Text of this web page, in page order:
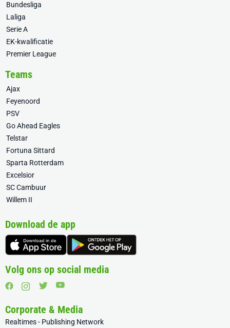
Bundesliga
Laliga
Serie A
EK-kwalificatie
Premier League
Teams
Ajax
Feyenoord
PSV
Go Ahead Eagles
Telstar
Fortuna Sittard
Sparta Rotterdam
Excelsior
SC Cambuur
Willem II
Download de app
Volg ons op social media
Corporate & Media
Realtimes - Publishing Network